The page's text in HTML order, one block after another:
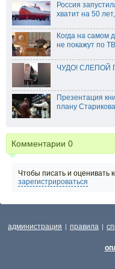
Россия
хватит на 50
Когда на самом
не покажут по ТВ
ЧУДО! СЛЕПОЙ
Презентация
плану Старикова
Комментарии 0
Чтобы писать и оценивать
зарегистрироваться
администрация | правила |